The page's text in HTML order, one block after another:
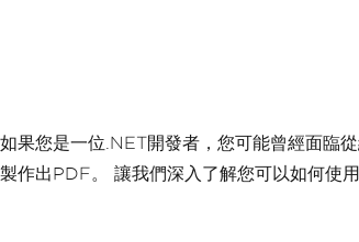
如果您是一位.NET開發者，您可能曾經面臨
製作出PDF。 讓我們深入了解您可以如何使